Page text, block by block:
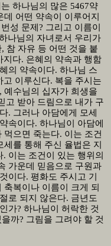
하나님의 많은 5467약
데 어떤 약속이 이루어지
성 문제 ? 그리고 이름이
나님의 자녀로서 우리가
, 참 자유 등 어떤 것을 붙
지다. 은혜의 약속과 행함
의 약속이다. 하나님 스
고 이루신다. 복을 주시는
, 예수님의 십자가 희생을
고 받아 드림으로 내가 구
. 그러나 아담에게 모세
속이다. 하나님이 아담에
먹으면 죽는다. 이는 조건
세를 통해 주신 율법은 지
. 이는 조건이 있는 행위의
가운데 믿음으로 구원과
이다. 평화도 주시고 기
축복이나 이름이 크게 되
로 되지 않은다. 금년도
가? 하나님이 허락한 것
을까? 그림을 그려야 할 것